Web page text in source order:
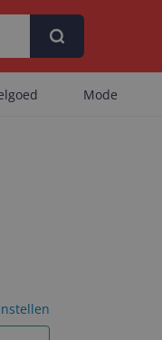
Mode